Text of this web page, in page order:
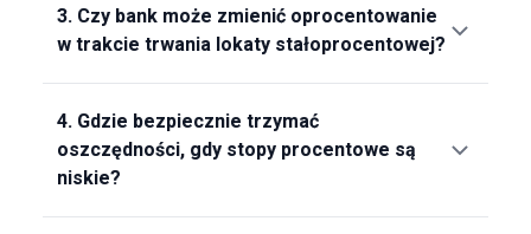
3.
w trakcie trwania lokaty stałoprocentowej?
4.
oszczędności, gdy stopy procentowe są
niskie?